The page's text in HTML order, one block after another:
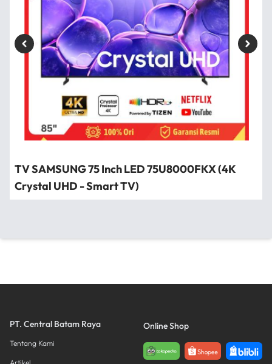
TV SAMSUNG 75 Inch LED 75U8000FKX (4K
Crystal UHD - Smart TV)
PT. Central Batam Raya
Tentang Kami
Online Shop